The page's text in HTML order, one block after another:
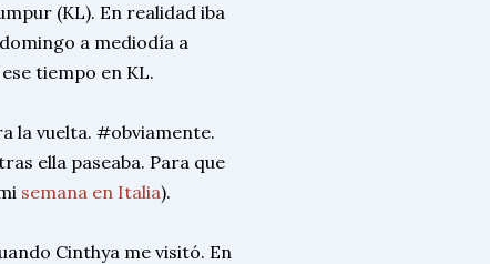
(KL). En realidad iba
a mediodía a
tiempo en KL.
la vuelta. #obviamente.
ella paseaba. Para que
semana en Italia).
Cinthya me visitó. En